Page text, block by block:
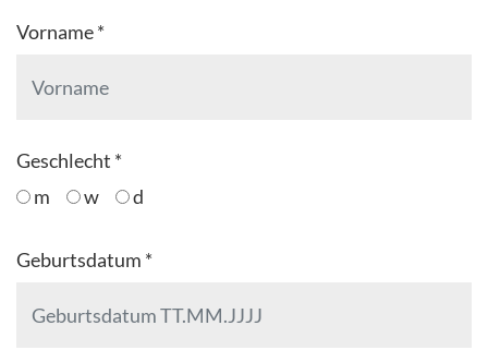
Vorname *
Geschlecht *
m
w d
Geburtsdatum *